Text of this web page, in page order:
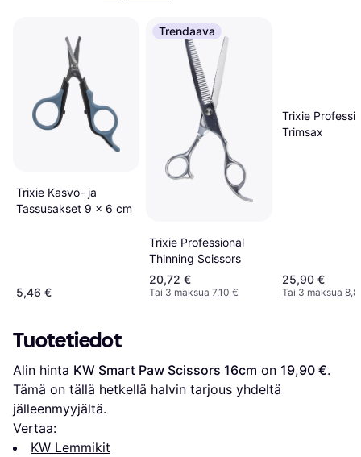
Trixie Kasvo- ja
Tassusakset 9 x 6 cm
5,46 €
Trendaava
Trixie Professional
Thinning Scissors
20,72 €
Tai 3 maksua 7,10 €
Trixie
Trimsax
25,90 €
Tai 3 maksua
Tuotetiedot
Alin hinta KW Smart Paw Scissors 16cm on 19,90 €.
Tämä on tällä hetkellä halvin tarjous yhdeltä
jälleenmyyjältä.
Vertaa:
KW Lemmikit